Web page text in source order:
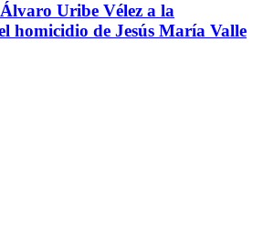
Uribe Vélez a la
homicidio de Jesús María Valle